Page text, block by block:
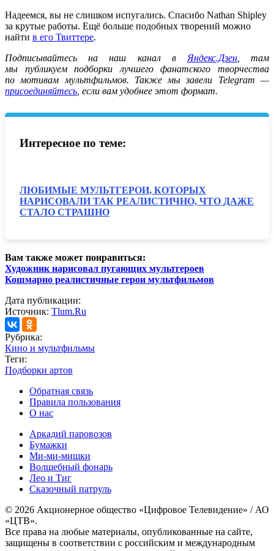
Надеемся, вы не слишком испугались. Спасибо Nathan Shipley
за крутые работы. Ещё больше подобных творений можно
найти в его Твиттере.
Подписывайтесь на наш канал в Яндекс.Дзен, там
мы публикуем подборки лучшего фанатского творчества
по мотивам мультфильмов. Также мы завели Telegram —
присоединяйтесь , если вам удобнее этот формат.
Интересное по теме:
ЛЮБИМЫЕ МУЛЬТГЕРОИ, КОТОРЫХ
НАРИСОВАЛИ ТАК РЕАЛИСТИЧНО, ЧТО ДАЖЕ
СТАЛО СТРАШНО
Вам также может понравиться:
Художник нарисовал пугающих мультгероев
Кошмарно реалистичные герои мультфильмов
Дата публикации:
Источник: Tlum.Ru
Рубрика:
Кино и мультфильмы
Теги:
Подборки артов
Обратная связь
Правила пользования
О нас
Аркадий паровозов
Бумажки
Ми-ми-мишки
Волшебный фонарь
Лео и Тиг
Сказочный патруль
© 2026 Акционерное общество «Цифровое Телевидение» / АО
«ЦТВ».
Все права на любые материалы, опубликованные на сайте,
защищены в соответствии с российским и международным